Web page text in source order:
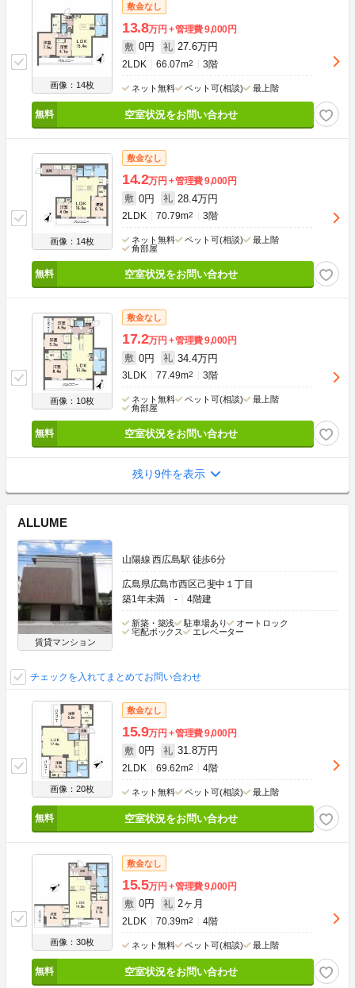
画像：14枚
敷金なし
13.8万円 管理費9,000円
敷 0円 礼 27.6万円
2LDK 66.07m2 3階
ネット無料 ペット可(相談) 最上階
空室状況をお問い合わせ
画像：14枚
敷金なし
14.2万円 管理費9,000円
敷 0円 礼 28.4万円
2LDK 70.79m2 3階
ネット無料 ペット可(相談)
最上階
角部屋
空室状況をお問い合わせ
画像：10枚
敷金なし
17.2万円 管理費9,000円
敷 0円 礼 34.4万円
3LDK 77.49m2 3階
ネット無料 ペット可(相談)
最上階
角部屋
空室状況をお問い合わせ
残り9件を表示
ALLUME
賃貸マンション
山陽線 西広島駅 徒歩6分
広島県広島市西区己斐中１丁目
築1年未満
- 4階建
新築・築浅 駐車場あり
オートロック
宅配ボックス
エレベーター
チェックを入れてまとめてお問い合わせ
画像：20枚
敷金なし
15.9万円 管理費9,000円
敷 0円 礼 31.8万円
2LDK 69.62m2 4階
ネット無料 ペット可(相談) 最上階
空室状況をお問い合わせ
画像：30枚
敷金なし
15.5万円 管理費9,000円
敷 0円 礼 2ヶ月
2LDK 70.39m2 4階
ネット無料 ペット可(相談) 最上階
空室状況をお問い合わせ